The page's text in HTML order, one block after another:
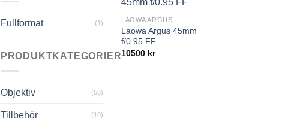
Fullformat (1)
PRODUKTKATEGORIER
Objektiv (56)
Tillbehör (10)
LAOWA ARGUS
Laowa Argus 45mm
f/0.95 FF
10500 kr